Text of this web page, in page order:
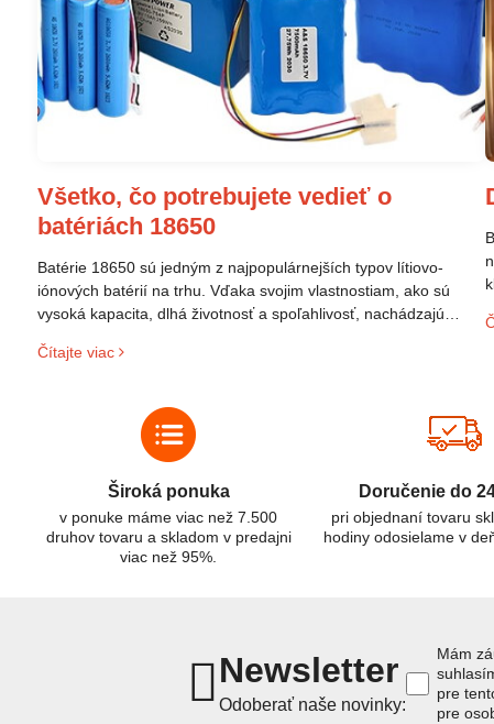
Všetko, čo potrebujete vedieť o
batériách 18650
Batérie 18650 sú jedným z najpopulárnejších typov lítiovo-
iónových batérií na trhu. Vďaka svojim vlastnostiam, ako sú
vysoká kapacita, dlhá životnosť a spoľahlivosť, nachádzajú
zariadení až po elektrické vozidlá. Pochopenie ich delenia,
efektívnemu a bezpečnému využitiu.
Čítajte viac
Široká ponuka
v ponuke máme viac než 7.500
druhov tovaru a skladom v predajni
viac než 95%.
Doručenie do
pri objednaní tovaru
hodiny odosielame v
Newsletter
Odoberať naše novinky:
Mám
pre
pre